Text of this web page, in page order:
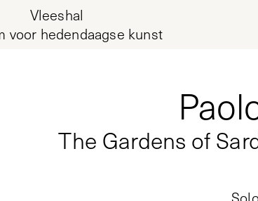
Vleeshal
voor hedendaagse kunst
The Gardens of